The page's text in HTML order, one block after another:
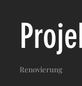
Renovierung